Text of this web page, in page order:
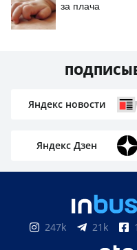
за плача
Яндекс новости
Яндекс Дзен
247k 21k